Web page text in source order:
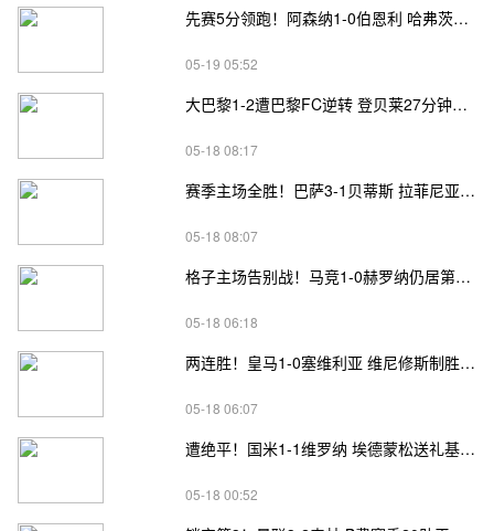
先赛5分领跑！阿森纳1-0伯恩利 哈弗茨制胜+蹬踏染黄 萨卡献助攻
05-19 05:52
大巴黎1-2遭巴黎FC逆转 登贝莱27分钟伤退 戈里替补双响+读秒绝杀
05-18 08:17
赛季主场全胜！巴萨3-1贝蒂斯 拉菲尼亚双响坎塞洛破门伊斯科点射
05-18 08:07
格子主场告别战！马竞1-0赫罗纳仍居第四 格子助攻卢克曼制胜球
05-18 06:18
两连胜！皇马1-0塞维利亚 维尼修斯制胜马斯坦托诺中柱姆总失良机
05-18 06:07
遭绝平！国米1-1维罗纳 埃德蒙松送礼基隆·鲍伊绝平劳塔罗失良机
05-18 00:52